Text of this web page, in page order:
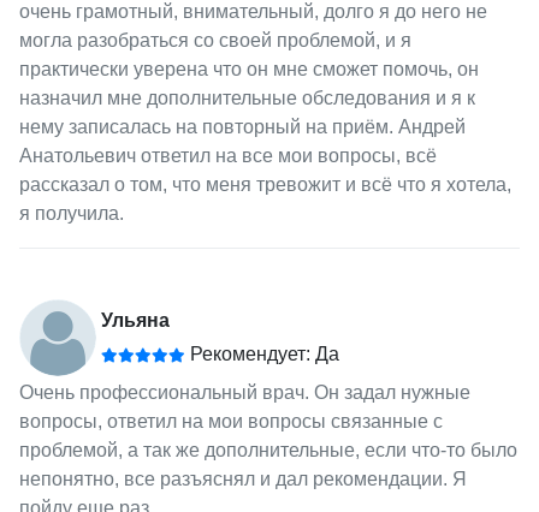
очень грамотный, внимательный, долго я до него не
могла разобраться со своей проблемой, и я
практически уверена что он мне сможет помочь, он
назначил мне дополнительные обследования и я к
нему записалась на повторный на приём. Андрей
Анатольевич ответил на все мои вопросы, всё
рассказал о том, что меня тревожит и всё что я хотела,
я получила.
Ульяна
Рекомендует: Да
Очень профессиональный врач. Он задал нужные
вопросы, ответил на мои вопросы связанные с
проблемой, а так же дополнительные, если что-то было
непонятно, все разъяснял и дал рекомендации. Я